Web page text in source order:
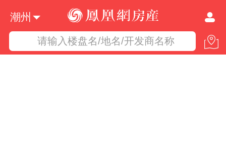
潮州
请输入楼盘名/地名/开发商名称